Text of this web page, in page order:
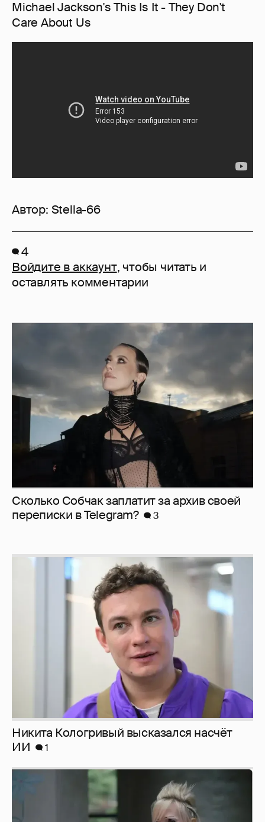
Michael Jackson's This Is It - They Don't
Care About Us
Автор: Stella-66
4
Войдите в аккаунт, чтобы читать и
оставлять комментарии
Сколько Собчак заплатит за архив своей
перeписки в Telegram?
3
Никита Кологривый высказался насчёт
ИИ
1